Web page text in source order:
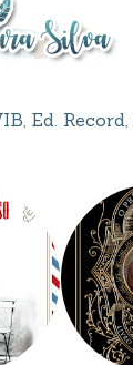
, Ed. Record,